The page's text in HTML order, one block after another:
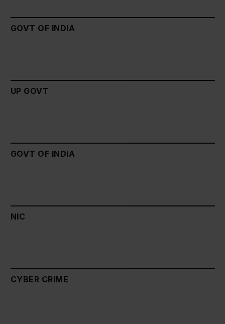
GOVT OF INDIA
UP GOVT
GOVT OF INDIA
NIC
CYBER CRIME